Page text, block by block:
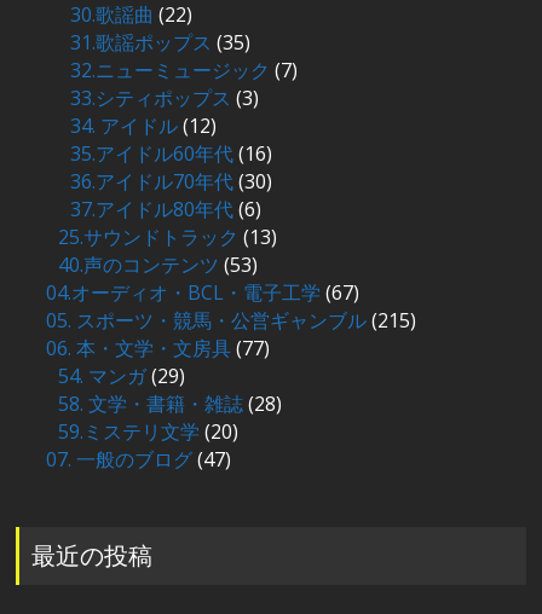
30.歌謡曲 (22)
31.歌謡ポップス (35)
32.ニューミュージック (7)
33.シティポップス (3)
34. アイドル(12)
35.アイドル60年代(16)
36.アイドル70年代(30)
37.アイドル80年代(6)
25.サウンドトラック (13)
40.声のコンテンツ (53)
04.オーディオ・BCL・電子工学 (67)
05. スポーツ・競馬・公営ギャンブル(215)
06. 本・文学・文房具(77)
54. マンガ(29)
58. 文学・書籍・雑誌(28)
59.ミステリ文学 (20)
07. 一般のブログ(47)
最近の投稿